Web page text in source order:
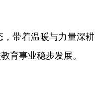
带着温暖与力量深
育事业稳步发展。